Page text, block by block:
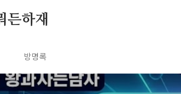
든하재
방명록